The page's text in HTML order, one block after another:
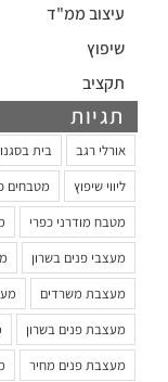
עיצוב ממ"ד
שיפוץ
תקציב
תגיות
אורלי רגב בית
ליווי שיפוץ
מטבחים
מטבח מודרני כפרי
מעצבי פנים בשרון
מעצבת משרדים
מעצבת פנים בשרון
מעצבת פנים מחיר